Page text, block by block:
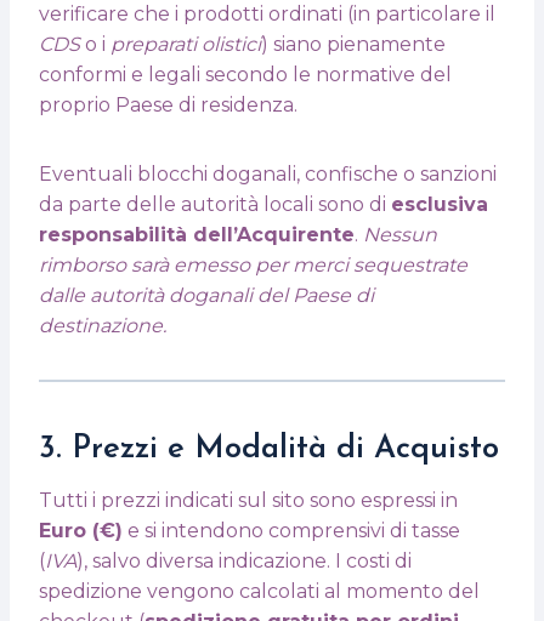
verificare che i prodotti ordinati (in particolare il
CDSo i preparati olistici) siano pienamente
conformi e legali secondo le normative del
proprio Paese di residenza.
Eventuali blocchi doganali, confische o sanzioni
da parte delle autorità locali sono di esclusiva
responsabilità dell’Acquirente. Nessun
rimborso sarà emesso per merci sequestrate
dalle autorità doganali del Paese di
destinazione.
3. Prezzi e Modalità di Acquisto
Tutti i prezzi indicati sul sito sono espressi in
Euro (€) e si intendono comprensivi di tasse
(IVA), salvo diversa indicazione. I costi di
spedizione vengono calcolati al momento del